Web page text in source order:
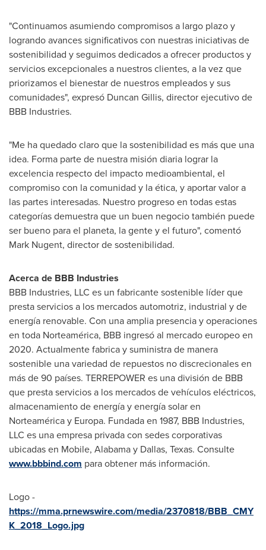
"Continuamos asumiendo compromisos a largo plazo y
logrando avances significativos con nuestras iniciativas de
sostenibilidad y seguimos dedicados a ofrecer productos y
servicios excepcionales a nuestros clientes, a la vez que
priorizamos el bienestar de nuestros empleados y sus
comunidades", expresó Duncan Gillis, director ejecutivo de
BBB Industries.
"Me ha quedado claro que la sostenibilidad es más que una
idea. Forma parte de nuestra misión diaria lograr la
excelencia respecto del impacto medioambiental, el
compromiso con la comunidad y la ética, y aportar valor a
las partes interesadas. Nuestro progreso en todas estas
categorías demuestra que un buen negocio también puede
ser bueno para el planeta, la gente y el futuro", comentó
Mark Nugent, director de sostenibilidad.
Acerca de BBB Industries
BBB Industries, LLC es un fabricante sostenible líder que
presta servicios a los mercados automotriz, industrial y de
energía renovable. Con una amplia presencia y operaciones
en toda Norteamérica, BBB ingresó al mercado europeo en
2020. Actualmente fabrica y suministra de manera
sostenible una variedad de repuestos no discrecionales en
más de 90 países. TERREPOWER es una división de BBB
que presta servicios a los mercados de vehículos eléctricos,
almacenamiento de energía y energía solar en
Norteamérica y Europa. Fundada en 1987, BBB Industries,
LLC es una empresa privada con sedes corporativas
ubicadas en Mobile, Alabamay Dallas, Texas. Consulte
www.bbbind.com para obtener más información.
Logo -
https://mma.prnewswire.com/media/2370818/BBB_CMY
K_2018_Logo.jpg